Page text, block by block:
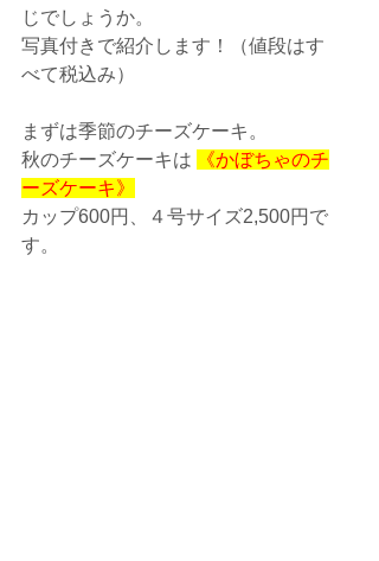
じでしょうか。
写真付きで紹介します！（値段はす
べて税込み）
まずは季節のチーズケーキ。
秋のチーズケーキは
《かぼちゃのチ
ーズケーキ》
カップ600円、４号サイズ2,500円で
す。